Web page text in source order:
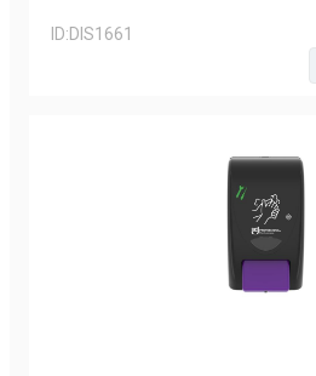
ID:DIS1661